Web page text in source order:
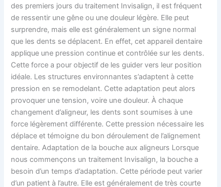
des premiers jours du traitement Invisalign, il est fréquent
de ressentir une gêne ou une douleur légère. Elle peut
surprendre, mais elle est généralement un signe normal
que les dents se déplacent. En effet, cet appareil dentaire
applique une pression continue et contrôlée sur les dents.
Cette force a pour objectif de les guider vers leur position
idéale. Les structures environnantes s’adaptent à cette
pression en se remodelant. Cette adaptation peut alors
provoquer une tension, voire une douleur. À chaque
changement d’aligneur, les dents sont soumises à une
force légèrement différente. Cette pression nécessaire les
déplace et témoigne du bon déroulement de l’alignement
dentaire. Adaptation de la bouche aux aligneurs Lorsque
nous commençons un traitement Invisalign, la bouche a
besoin d’un temps d’adaptation. Cette période peut varier
d’un patient à l’autre. Elle est généralement de très courte